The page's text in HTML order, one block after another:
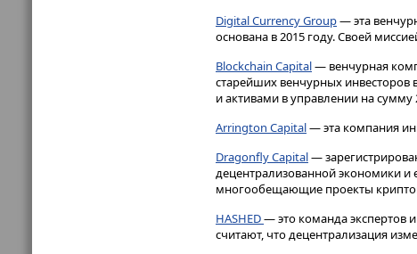
Digital Currency Group— эта
основана в 2015 году. Своей
Blockchain Capital— венчурная
старейших венчурных инвесторов
и активами в управлении на
Arrington Capital— эта компания
Dragonfly Capital—
децентрализованной экономики и
многообещающие проекты
HASHED— это команда экспертов
считают, что децентрализация